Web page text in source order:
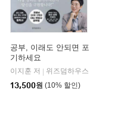
공부, 이래도 안되면 포
기하세요
이지훈 저
위즈덤하우스
13,500원 (10% 할인)